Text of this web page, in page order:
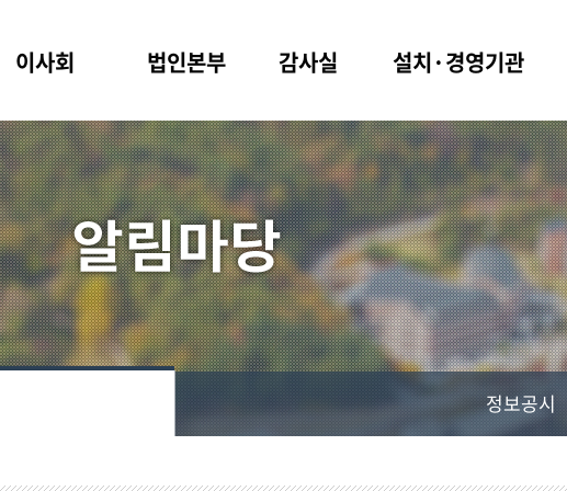
이사회 법인본부 감사실 설치·경영기관
정보공시